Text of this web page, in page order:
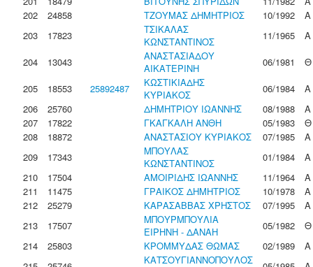
202
24858 ΤΖΟΥΜΑΣ ΔΗΜΗΤΡΙΟΣ 10/1992
Α
203
17823
ΤΣΙΚΑΛΑΣ
ΚΩΝΣΤΑΝΤΙΝΟΣ
11/1965
Α
204
13043
ΑΝΑΣΤΑΣΙΑΔΟΥ
ΑΙΚΑΤΕΡΙΝΗ
06/1981
Θ
205
18553 25892487
ΚΩΣΤΙΚΙΑΔΗΣ
ΚΥΡΙΑΚΟΣ
06/1984
Α
206
25760 ΔΗΜΗΤΡΙΟΥ ΙΩΑΝΝΗΣ 08/1988
Α
207
17822 ΓΚΑΓΚΑΛΗ ΑΝΘΗ 05/1983
Θ
208
18872 ΑΝΑΣΤΑΣΙΟΥ ΚΥΡΙΑΚΟΣ 07/1985
Α
209
17343
ΜΠΟΥΛΑΣ
ΚΩΝΣΤΑΝΤΙΝΟΣ
01/1984
Α
210
17504 ΑΜΟΙΡΙΔΗΣ ΙΩΑΝΝΗΣ 11/1964
Α
211
11475 ΓΡΑΙΚΟΣ ΔΗΜΗΤΡΙΟΣ 10/1978
Α
212
25279 ΚΑΡΑΣΑΒΒΑΣ ΧΡΗΣΤΟΣ 07/1995
Α
213
17507
ΜΠΟΥΡΜΠΟΥΛΙΑ
ΕΙΡΗΝΗ - ΔΑΝΑΗ
05/1982
Θ
214
25803 ΚΡΟΜΜΥΔΑΣ ΘΩΜΑΣ 02/1989
Α
ΚΑΤΣΟΥΓΙΑΝΝΟΠΟΥΛΟΣ